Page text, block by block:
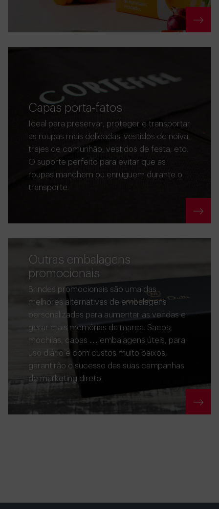
Capas porta-fatos
Ideal para preservar, proteger e transportar
as roupas mais delicadas: vestidos de noiva,
trajes de comunhão, vestidos de festa, etc.
O suporte perfeito para evitar que as
roupas manchem ou enruguem durante o
transporte.
Outras embalagens
promocionais
Brindes promocionais são uma das
melhores alternativas de embalagens
personalizadas para aumentar as vendas e
gerar mais memórias da marca. Sacos,
mochilas, capas … embalagens úteis, para
uso diário e com custos muito baixos,
garantirão o sucesso das suas campanhas
de marketing direto.